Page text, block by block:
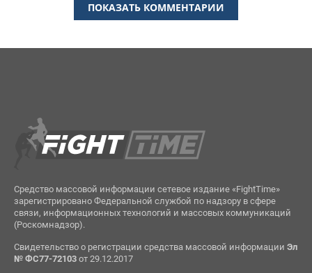
ПОКАЗАТЬ КОММЕНТАРИИ
Средство массовой информации сетевое издание «FightTime»
зарегистрировано Федеральной службой по надзору в сфере
связи, информационных технологий и массовых коммуникаций
(Роскомнадзор).
Свидетельство о регистрации средства массовой информации Эл
№ ФС77-72103от 29.12.2017